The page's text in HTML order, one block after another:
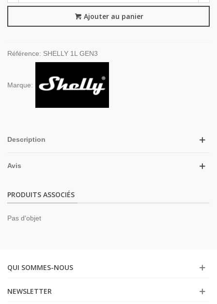
Ajouter au panier
Référence: SHELLY 1L GEN3
Marque:
Description
Avis
PRODUITS ASSOCIÉS
Pas d'objet
QUI SOMMES-NOUS
NEWSLETTER